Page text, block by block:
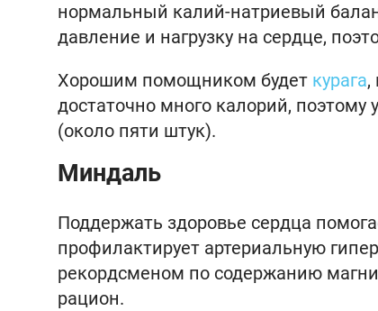
нормальный калий-натриевый
давление и нагрузку на сердце,
Хорошим помощником будет курага,
достаточно много калорий, поэтому
(около пяти штук).
Миндаль
Поддержать здоровье сердца
профилактирует артериальную
рекордсменом по содержанию
рацион.